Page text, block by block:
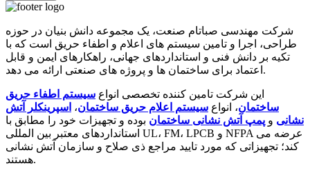
شرکت مهندسی صباتام صنعت، یک مجموعه دانش بنیان در حوزه
طراحی، اجرا و تامین سیستم های اعلام و اطفاء حریق است که با
تکیه بر دانش فنی و استانداردهای جهانی، راهکارهای ایمن و قابل
اعتماد برای ساختمان ها و پروژه های صنعتی ارائه می دهد.
این شرکت تامین کننده تخصصی انواع سیستم اطفاء حریق
ساختمان، انواع سیستم اعلام حریق ساختمان، اسپرینکلر آتش
نشانی و پمپ آتش نشانی ساختمان بوده و تجهیزات خود را مطابق با
استانداردهای معتبر بین المللی UL، FM، LPCB و NFPA عرضه می
کند؛ تجهیزاتی که مورد تایید مراجع ذی صلاح و سازمان آتش نشانی
هستند.